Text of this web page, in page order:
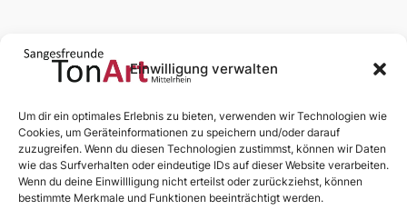
Einwilligung verwalten
Um dir ein optimales Erlebnis zu bieten, verwenden wir Technologien wie
Cookies, um Geräteinformationen zu speichern und/oder darauf
zuzugreifen. Wenn du diesen Technologien zustimmst, können wir Daten
wie das Surfverhalten oder eindeutige IDs auf dieser Website verarbeiten.
Wenn du deine Einwillligung nicht erteilst oder zurückziehst, können
bestimmte Merkmale und Funktionen beeinträchtigt werden.
Vorherige:
Nachbarplatz
Bad Salzig
Nächste:
Basilika
St. Severus,
Boppard
→